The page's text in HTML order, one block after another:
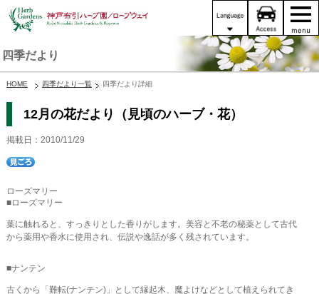
四季だより
HOME 四季だより一覧 四季だより詳細
12月の花だより（見頃のハーブ・花）
掲載日：2010/11/29
ローズマリー
■ローズマリー
葉に触れると、すっきりとした香りがします。美容と不老の秘薬として古代
から薬用や香水に使用され、伝説や逸話が多く残されています。
■ナンテン
古くから「難転(ナンテン)」として縁起木、魔よけなどとして植えられてき